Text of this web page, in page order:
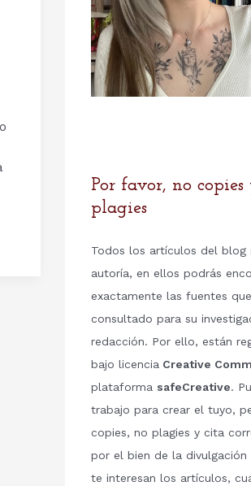
Por favor, no
plagies
Todos los artículos del blog
autoría, en ellos podrás
exactamente las fuentes
consultado para su
redacción. Por ello, están
bajo licencia Creative
plataforma safeCreative.
trabajo para crear el tuyo,
copies, no plagies y cita
por el bien de la divulgación
te interesan los artículos,